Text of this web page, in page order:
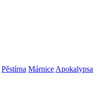
Pěstírna Márnice Apokalypsa